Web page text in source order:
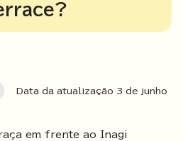
Data da atualização 3 de junho
em frente ao Inagi